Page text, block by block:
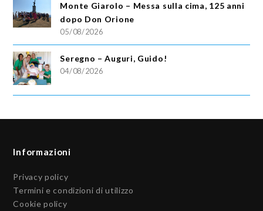
Monte Giarolo – Messa sulla cima, 125 anni
dopo Don Orione
05/08/2026
Seregno – Auguri, Guido!
04/08/2026
Informazioni
Privacy policy
Termini e condizioni di utilizzo
Cookie policy